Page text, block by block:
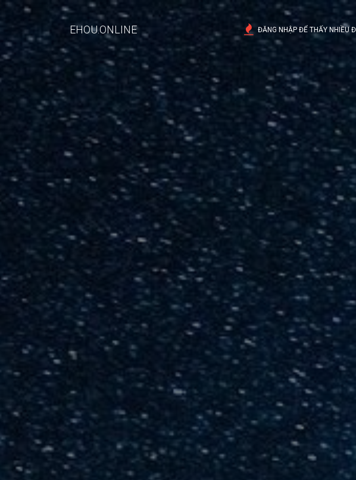
EHOU.ONLINE ĐĂNG NHẬP ĐỂ THẤY NHIỀU